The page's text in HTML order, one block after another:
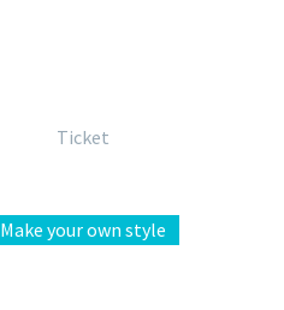
Ticket
Make your own style